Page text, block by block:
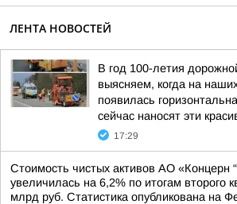
ЛЕНТА НОВОСТЕЙ
В год 100-летия
выясняем, когда на
появилась
сейчас наносят эти
17:29
Стоимость чистых активов АО «Концерн
увеличилась на 6,2% по итогам второго
млрд руб. Статистика опубликована на